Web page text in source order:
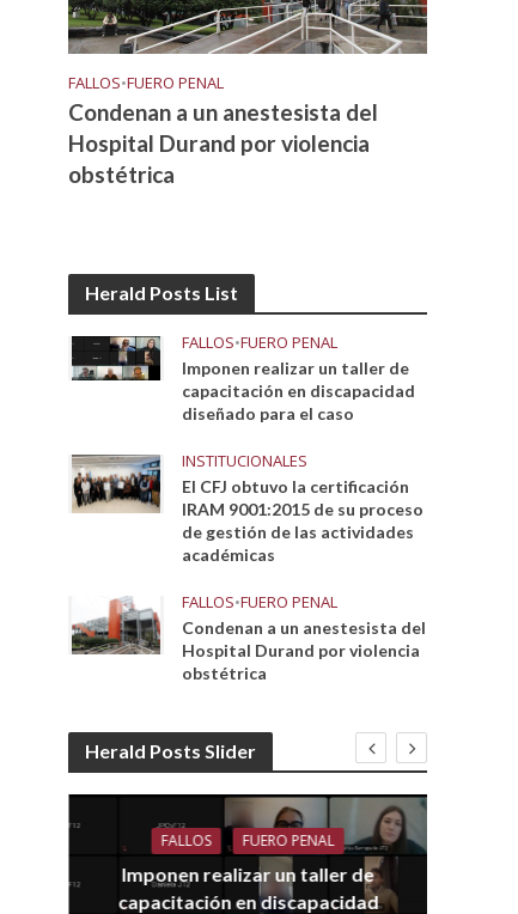
FALLOS•FUERO PENAL
Condenan a un anestesista del
Hospital Durand por violencia
obstétrica
Herald Posts List
FALLOS•FUERO PENAL
Imponen realizar un taller de
capacitación en discapacidad
diseñado para el caso
INSTITUCIONALES
El CFJ obtuvo la certificación
IRAM 9001:2015 de su proceso
de gestión de las actividades
académicas
FALLOS•FUERO PENAL
Condenan a un anestesista del
Hospital Durand por violencia
obstétrica
Herald Posts Slider
FALLOS FUERO PENAL
Imponen realizar un taller de
capacitación en discapacidad